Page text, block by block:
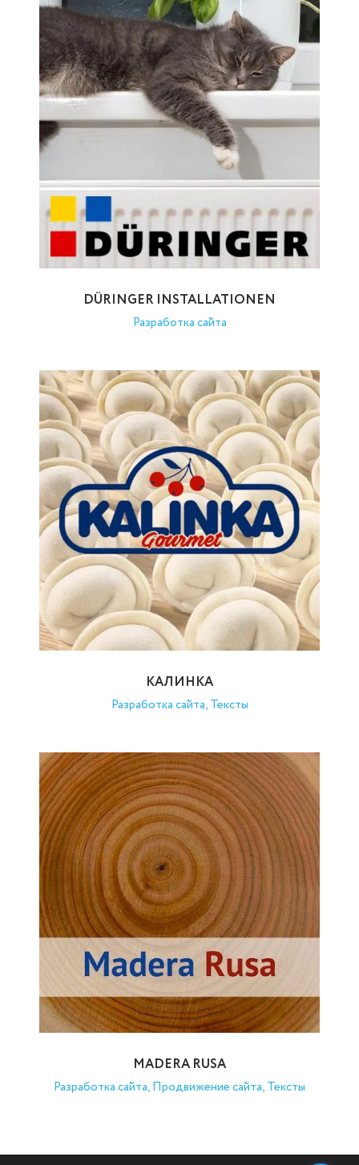
DÜRINGER INSTALLATIONEN
Разработка сайта
КАЛИНКА
Разработка сайта, Тексты
MADERA RUSA
Разработка сайта, Продвижение сайта, Тексты